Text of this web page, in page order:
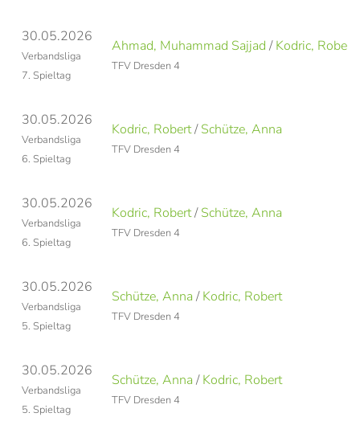
30.05.2026
Verbandsliga
7. Spieltag
Ahmad, Muhammad Sajjad /Kodric, Robert
TFV Dresden 4
30.05.2026
Verbandsliga
6. Spieltag
Kodric, Robert/Schütze, Anna
TFV Dresden 4
30.05.2026
Verbandsliga
6. Spieltag
Kodric, Robert/Schütze, Anna
TFV Dresden 4
30.05.2026
Verbandsliga
5. Spieltag
Schütze, Anna /Kodric, Robert
TFV Dresden 4
30.05.2026
Verbandsliga
5. Spieltag
Schütze, Anna /Kodric, Robert
TFV Dresden 4